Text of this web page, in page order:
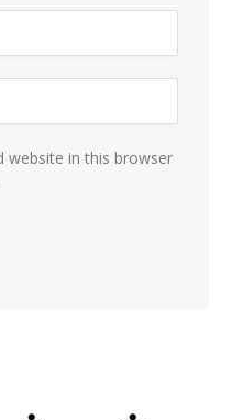
website in this browser